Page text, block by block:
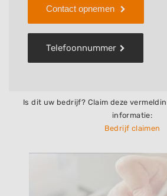
Contact opnemen
Telefoonnummer
Is dit uw bedrijf? Claim deze
informatie:
Bedrijf claimen